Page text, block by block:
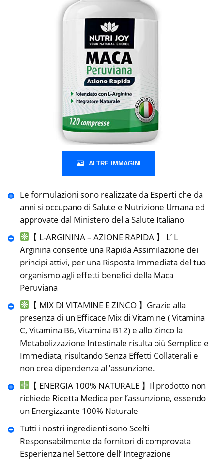
ALTRE IMMAGINI
Le formulazioni sono realizzate da Esperti che da
anni si occupano di Salute e Nutrizione Umana ed
approvate dal Ministero della Salute Italiano
【 L-ARGININA – AZIONE RAPIDA 】 L’ L
Arginina consente una Rapida Assimilazione dei
principi attivi, per una Risposta Immediata del tuo
organismo agli effetti benefici della Maca
Peruviana
【 MIX DI VITAMINE E ZINCO 】Grazie alla
presenza di un Efficace Mix di Vitamine ( Vitamina
C, Vitamina B6, Vitamina B12) e allo Zinco la
Metabolizzazione Intestinale risulta più Semplice e
Immediata, risultando Senza Effetti Collaterali e
non crea dipendenza all’assunzione.
【 ENERGIA 100% NATURALE 】Il prodotto non
richiede Ricetta Medica per l’assunzione, essendo
un Energizzante 100% Naturale
Tutti i nostri ingredienti sono Scelti
Responsabilmente da fornitori di comprovata
Esperienza nel Settore dell’ Integrazione